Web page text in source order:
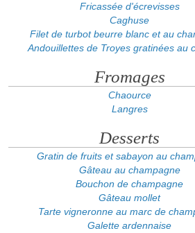
Fricassée d'écrevisses
Caghuse
Filet de turbot beurre blanc et au
Andouillettes de Troyes gratinées au
Fromages
Chaource
Langres
Desserts
Gratin de fruits et sabayon au
Gâteau au champagne
Bouchon de champagne
Gâteau mollet
Tarte vigneronne au marc de
Galette ardennaise